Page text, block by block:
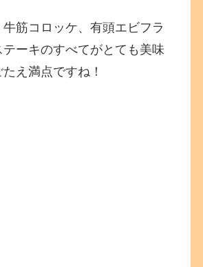
筋コロッケ、有頭エビフラ
テーキのすべてがとても美味
え満点ですね！